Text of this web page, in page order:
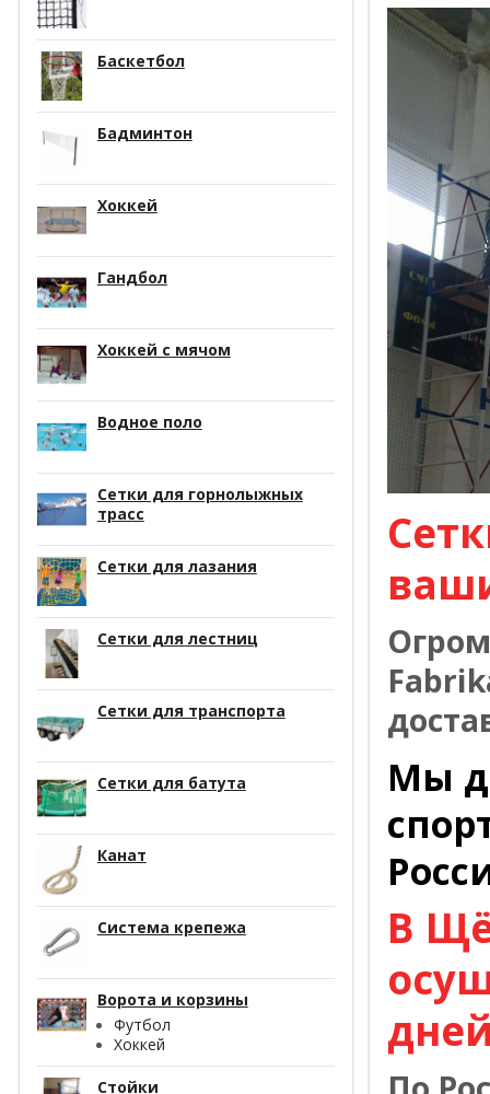
Баскетбол
Бадминтон
Хоккей
Гандбол
Хоккей с мячом
Водное поло
Сетки для горнолыжных
трасс
Сетки для лазания
Сетки для лестниц
Сетки для транспорта
Сетки для батута
Канат
Система крепежа
Ворота и корзины
Футбол
Хоккей
Стойки
Мы
В